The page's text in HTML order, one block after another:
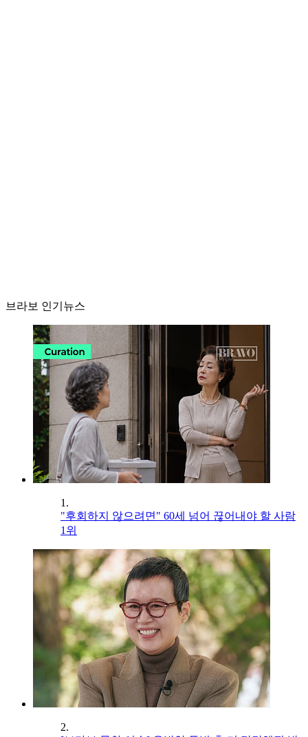
브라보 인기뉴스
1.
"후회하지 않으려면" 60세 넘어 끊어내야 할 사람
1위
2.